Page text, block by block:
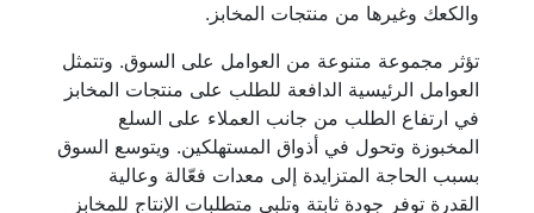
والكعك وغيرها من منتجات المخابز.
تؤثر مجموعة متنوعة من العوامل على السوق. وتتمثل
العوامل الرئيسية الدافعة للطلب على منتجات المخابز
في ارتفاع الطلب من جانب العملاء على السلع
المخبوزة وتحول في أذواق المستهلكين. ويتوسع السوق
بسبب الحاجة المتزايدة إلى معدات فعّالة وعالية
القدرة توفر جودة ثابتة وتلبي متطلبات الإنتاج للمخابز